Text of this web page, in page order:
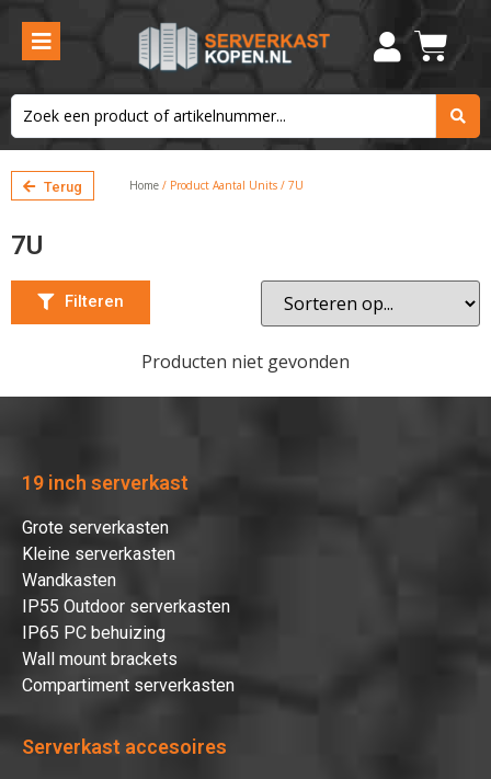
Terug Home / Product Aantal Units / 7U
7U
Filteren
Producten niet gevonden
19 inch serverkast
Grote serverkasten
Kleine serverkasten
Wandkasten
IP55 Outdoor serverkasten
IP65 PC behuizing
Wall mount brackets
Compartiment serverkasten
Serverkast accesoires
Filters verwijderen
Filteren